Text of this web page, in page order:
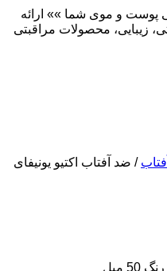
پوست و موی شما »» ارائه
زیبایی، محصولات مراقبتی
/ ضد آفتاب اکتیو یونیفای